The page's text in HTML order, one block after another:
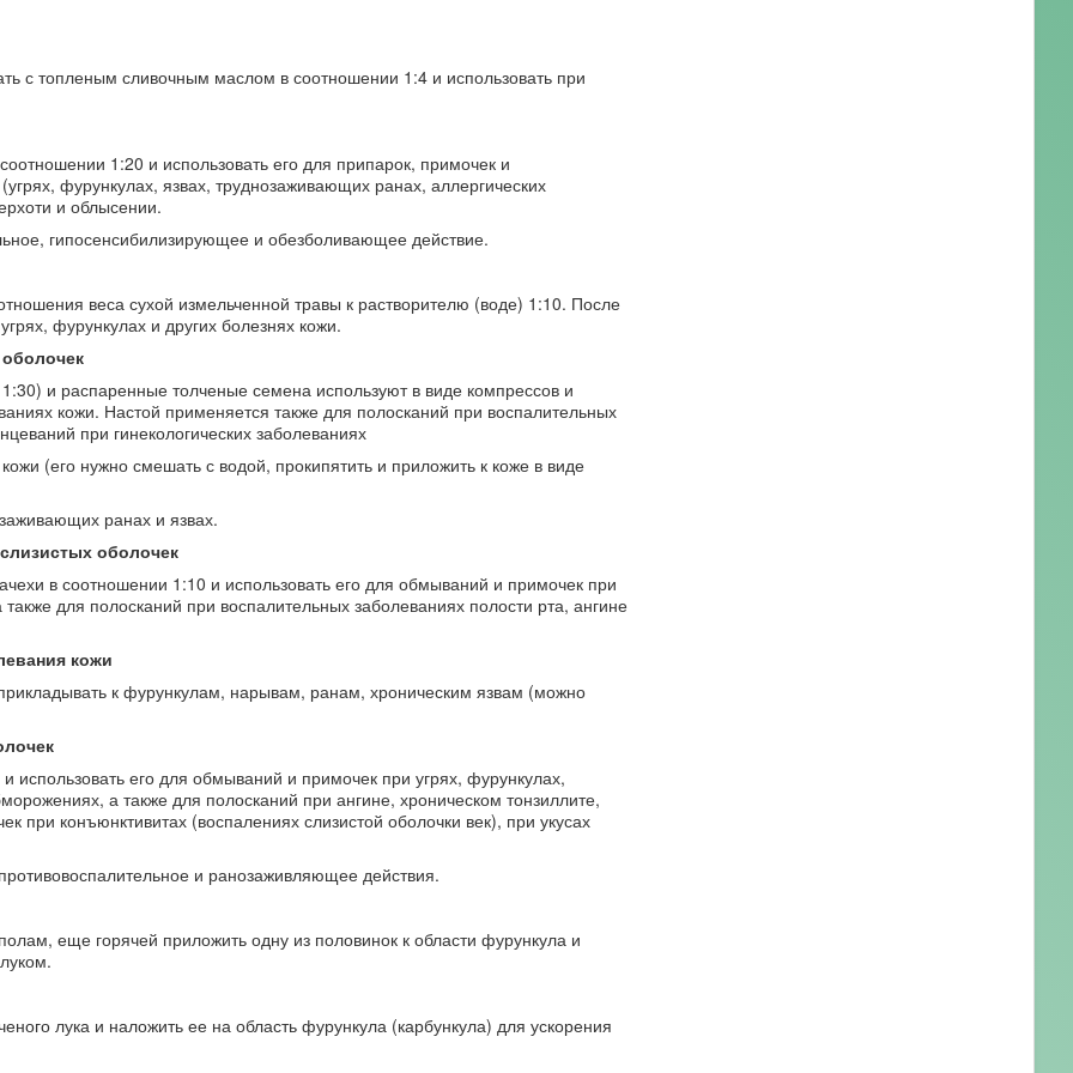
с топленым сливочным маслом в соотношении 1:4 и использовать при
1:20 и использовать его для припарок, примочек и
фурункулах, язвах, труднозаживающих ранах, аллергических
и облысении.
гипосенсибилизирующее и обезболивающее действие.
веса сухой измельченной травы к растворителю (воде) 1:10. После
фурункулах и других болезнях кожи.
и распаренные толченые семена используют в виде компрессов и
кожи. Настой применяется также для полосканий при воспалительных
при гинекологических заболеваниях
(его нужно смешать с водой, прокипятить и приложить к коже в виде
ранах и язвах.
оболочек
в соотношении 1:10 и использовать его для обмываний и примочек при
для полосканий при воспалительных заболеваниях полости рта, ангине
кожи
к фурункулам, нарывам, ранам, хроническим язвам (можно
использовать его для обмываний и примочек при угрях, фурункулах,
а также для полосканий при ангине, хроническом тонзиллите,
при конъюнктивитах (воспалениях слизистой оболочки век), при укусах
и ранозаживляющее действия.
еще горячей приложить одну из половинок к области фурункула и
лука и наложить ее на область фурункула (карбункула) для ускорения